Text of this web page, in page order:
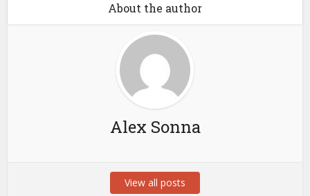
About the author
Alex Sonna
View all posts